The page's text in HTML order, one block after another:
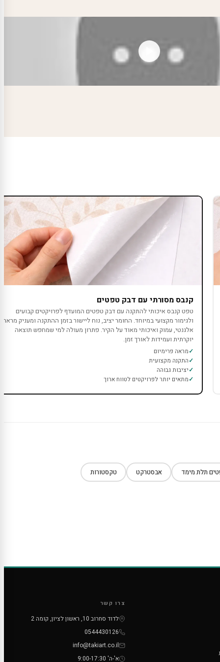
קנבס מסורתי עם דבק טפטים
טפט קנבס איכותי להתקנה עם דבק טפטים המועדף לפרויקטים קבועים
ולגימור מקצועי במיוחד. החומר יציב, נוח ליישור בזמן ההתקנה ומעניק מראה
אלגנטי, עמוק ואיכותי מאוד על הקיר. פתרון מעולה למי שמחפש תוצאה
יוקרתית ועמידות לאורך זמן.
מראה פרימיום
התקנה מקצועית
יציבות גבוהה
מתאים יותר לפרויקטים לטווח ארוך
תלת מימד אבסטרקט טקסטורות
צרו קשר
לדוד סחרוב 10, ראשון לציון, קומה 2
0544430126
info@takiart.co.il
א'-ה' 9:00-17:30